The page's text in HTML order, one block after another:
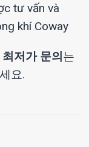
tư vấn và
khí Coway
저가 문의 는
요.